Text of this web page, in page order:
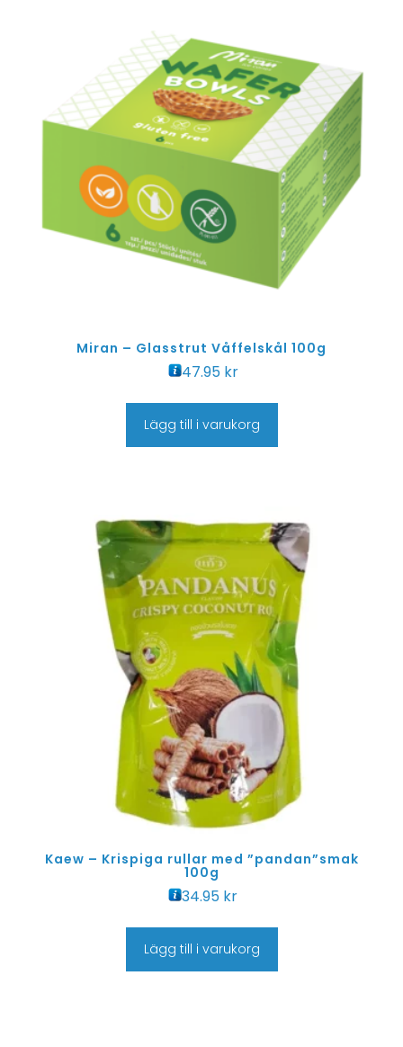
Miran – Glasstrut Våffelskål 100g
47.95 kr
Lägg till i varukorg
Kaew – Krispiga rullar med ”pandan”smak
100g
34.95 kr
Lägg till i varukorg